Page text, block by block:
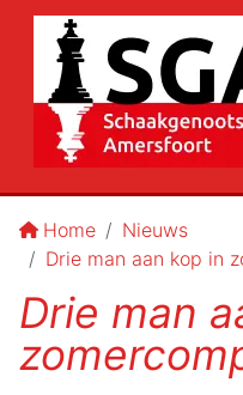
Home
Nieuws
Drie man aan kop in
Drie man